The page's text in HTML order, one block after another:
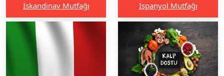
İskandinav Mutfağı İspanyol Mutfağı